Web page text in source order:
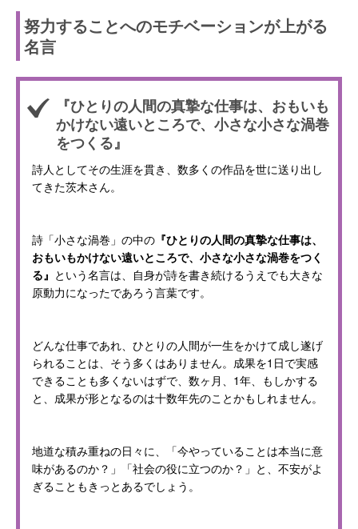
努力することへのモチベーションが上がる
名言
『ひとりの人間の真摯な仕事は、おもいも
かけない遠いところで、小さな小さな渦巻
をつくる』
詩人としてその生涯を貫き、数多くの作品を世に送り出し
てきた茨木さん。
詩「小さな渦巻」の中の 『ひとりの人間の真摯な仕事は、
おもいもかけない遠いところで、小さな小さな渦巻をつく
る』 という名言は、自身が詩を書き続けるうえでも大きな
原動力になったであろう言葉です。
どんな仕事であれ、ひとりの人間が一生をかけて成し遂げ
られることは、そう多くはありません。成果を1日で実感
できることも多くないはずで、数ヶ月、1年、もしかする
と、成果が形となるのは十数年先のことかもしれません。
地道な積み重ねの日々に、「今やっていることは本当に意
味があるのか？」「社会の役に立つのか？」と、不安がよ
ぎることもきっとあるでしょう。